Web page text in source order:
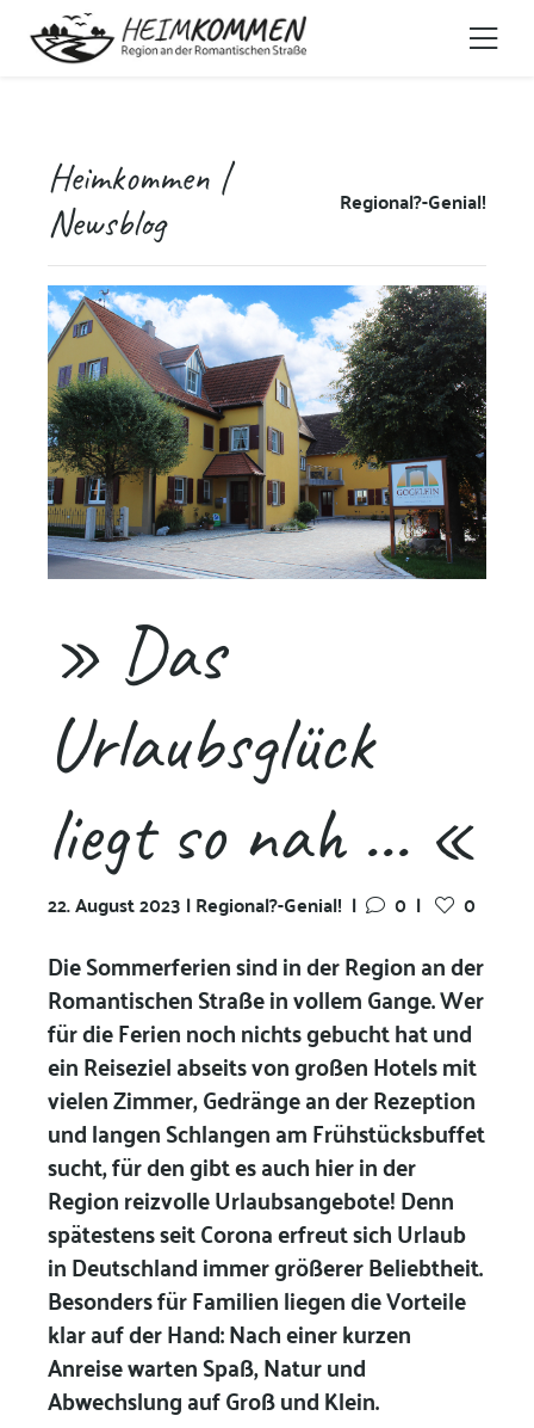
Heimkommen |
Newsblog
Regional?-Genial!
» Das
Urlaubsglück
liegt so nah ... «
22. August 2023 | Regional?-Genial! | 0 | 0
Die Sommerferien sind in der Region an der
Romantischen Straße in vollem Gange. Wer
für die Ferien noch nichts gebucht hat und
ein Reiseziel abseits von großen Hotels mit
vielen Zimmer, Gedränge an der Rezeption
und langen Schlangen am Frühstücksbuffet
sucht, für den gibt es auch hier in der
Region reizvolle Urlaubsangebote! Denn
spätestens seit Corona erfreut sich Urlaub
in Deutschland immer größerer Beliebtheit.
Besonders für Familien liegen die Vorteile
klar auf der Hand: Nach einer kurzen
Anreise warten Spaß, Natur und
Abwechslung auf Groß und Klein.